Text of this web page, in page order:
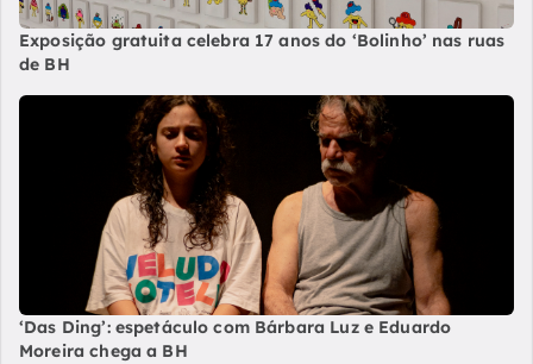
Exposição gratuita celebra 17 anos do ‘Bolinho’ nas ruas
de BH
‘Das Ding’: espetáculo com Bárbara Luz e Eduardo
Moreira chega a BH